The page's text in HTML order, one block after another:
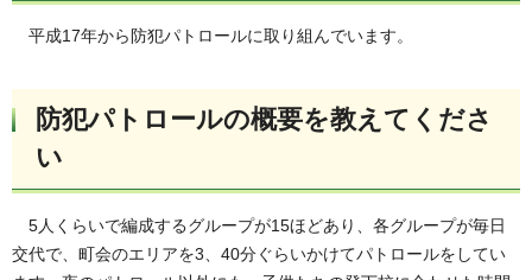
平成17年から防犯パトロールに取り組んでいます。
防犯パトロールの概要を教えてくださ
い
5人くらいで編成するグループが15ほどあり、各グループが毎日
交代で、町会のエリアを3、40分ぐらいかけてパトロールをしてい